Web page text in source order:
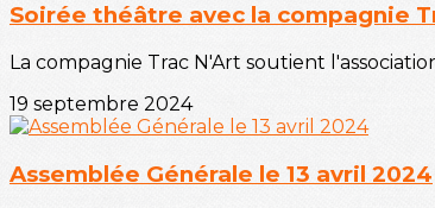
Soirée théâtre avec la compagnie
La compagnie Trac N'Art soutient
19 septembre 2024
Assemblée Générale le 13 avril 2024